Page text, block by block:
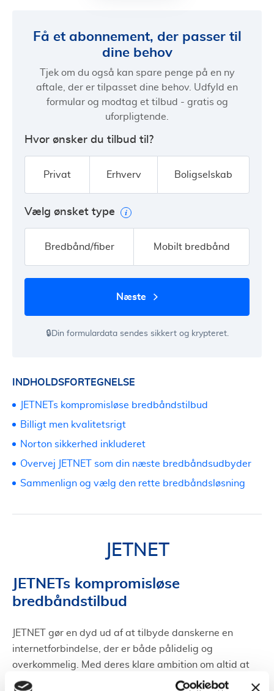
JETNET
JETNETs kompromisløse
bredbåndstilbud
JETNET gør en dyd ud af at tilbyde danskerne en
internetforbindelse, der er både pålidelig og
overkommelig. Med deres klare ambition om altid at
have den mest konkurrencedygtige pris på markedet,
Få et abonnement, der passer til
dine behov
Tjek om du også kan spare penge på en ny
aftale, der er tilpasset dine behov. Udfyld en
formular og modtag et tilbud - gratis og
uforpligtende.
Hvor ønsker du tilbud til?
Privat Erhverv Boligselskab
Vælg ønsket type
Bredbånd/fiber Mobilt bredbånd
næste
🔒Din formulardata sendes sikkert og krypteret.
INDHOLDSFORTEGNELSE
JETNETs kompromisløse bredbåndstilbud
Billigt men kvalitetsrigt
Norton sikkerhed inkluderet
Overvej JETNET som din næste bredbåndsudbyder
Sammenlign og vælg den rette bredbåndsløsning